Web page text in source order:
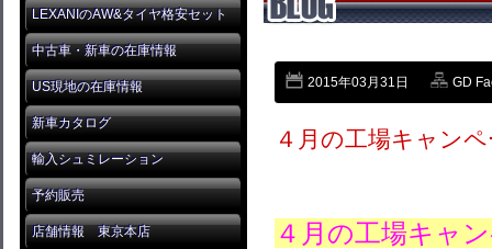
LEXANIのAW&タイヤ格安セット
中古車・新車の在庫情報
US現地の在庫情報
新車カタログ
輸入シュミレーション
予約販売
店舗情報 東京本店
2015年03月31日 GD
４月の工場キャン
４月の工場キャ